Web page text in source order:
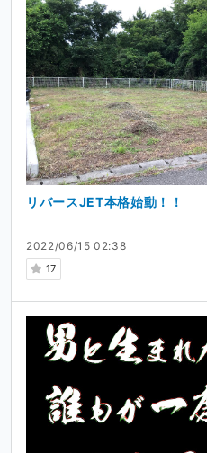
2022/06/15 02:38
17
リバースJET本格始動！！